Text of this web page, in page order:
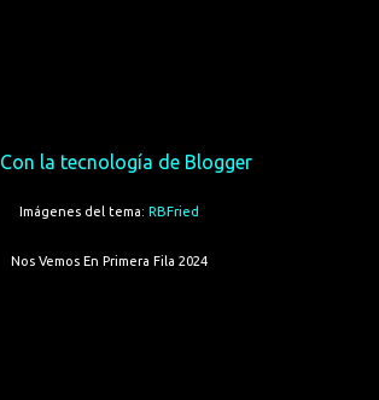
Con la tecnología de Blogger
Imágenes del tema: RBFried
Nos Vemos En Primera Fila 2024